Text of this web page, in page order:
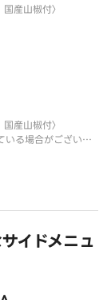
産山椒付〉
産山椒付〉
る場合がございま
イドメニュ